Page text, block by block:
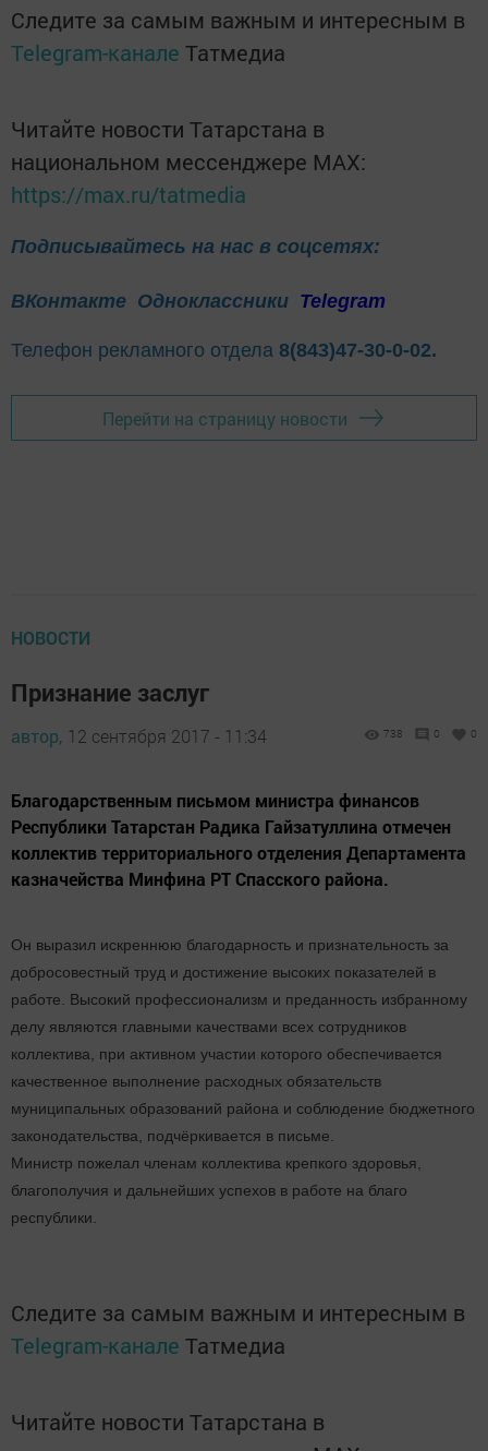
Следите за самым важным и интересным в
Telegram-канале Татмедиа
Читайте новости Татарстана в
национальном мессенджере MАХ:
https://max.ru/tatmedia
Подписывайтесь на нас в соцсетях:
ВКонтакте Одноклассники Telegram
Телефон рекламного отдела 8(843)47-30-0-02.
Перейти на страницу новости
НОВОСТИ
Признание заслуг
автор, 12 сентября 2017 - 11:34 738 0 0
Благодарственным письмом министра финансов
Республики Татарстан Радика Гайзатуллина отмечен
коллектив территориального отделения Департамента
казначейства Минфина РТ Спасского района.
Он выразил искреннюю благодарность и признательность за
добросовестный труд и достижение высоких показателей в
работе. Высокий профессионализм и преданность избранному
делу являются главными качествами всех сотрудников
коллектива, при активном участии которого обеспечивается
качественное выполнение расходных обязательств
муниципальных образований района и соблюдение бюджетного
законодательства, подчёркивается в письме.
Министр пожелал членам коллектива крепкого здоровья,
благополучия и дальнейших успехов в работе на благо
республики.
Следите за самым важным и интересным в
Telegram-канале Татмедиа
Читайте новости Татарстана в